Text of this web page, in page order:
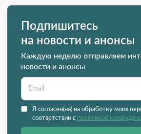
Подпишитесь
на новости и анонсы
Каждую неделю отправляем
новости и анонсы
Я согласен(на) на обработку моих
соответствии с политикой